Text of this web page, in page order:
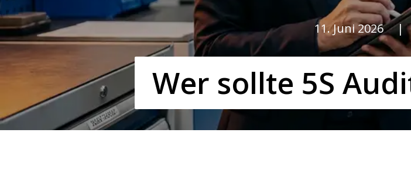
11. Juni 2026 |
Wer sollte 5S